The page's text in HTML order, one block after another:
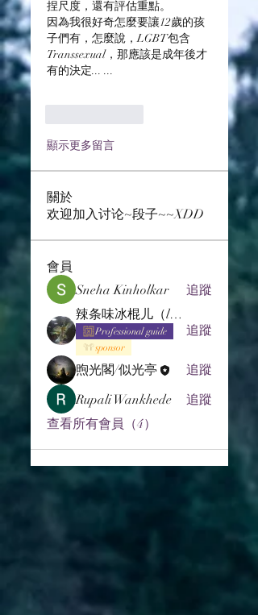
捏尺度，還有評估重點。
因為我很好奇怎麼要讓12歲的孩
子們有，怎麼說，LGBT包含
Transsexual，那應該是成年後才
有的決定... ...
顯示更多留言
關於
欢迎加入讨论~段子~~XDD
會員
Sneha Kinholkar
追蹤
辣条味冰棍儿（lof别玩了要氪金的）
Professional guide
sponsor
追蹤
煦光閣/似光亭
追蹤
Rupali Wankhede
追蹤
查看所有會員（4）